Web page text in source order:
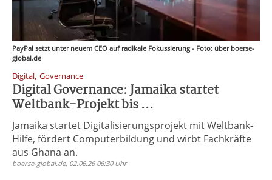
PayPal setzt unter neuem CEO auf radikale Fokussierung - Foto: über boerse-
global.de
Digital, Governance
Digital Governance: Jamaika startet
Weltbank-Projekt bis ...
Jamaika startet Digitalisierungsprojekt mit Weltbank-
Hilfe, fördert Computerbildung und wirbt Fachkräfte
aus Ghana an.
boerse-global.de, 02.06.26 06:30 Uhr